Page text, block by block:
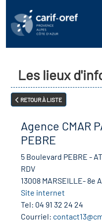
nous
formation
de l'offre de
en région
en santé et
des territoires
Partenariale de la
(OPC)
Régional
connecter
votre offre de
Les lieux
RETOUR À LISTE
Agence CMAR
PEBRE
5 Boulevard PEBRE -
RDV
13008 MARSEILLE- 8e
Site internet
Tel: 04 91 32 24 24
Courriel: